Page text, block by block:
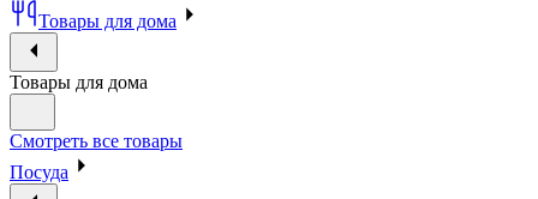
Товары для дома
Товары для дома
Смотреть все товары
Посуда